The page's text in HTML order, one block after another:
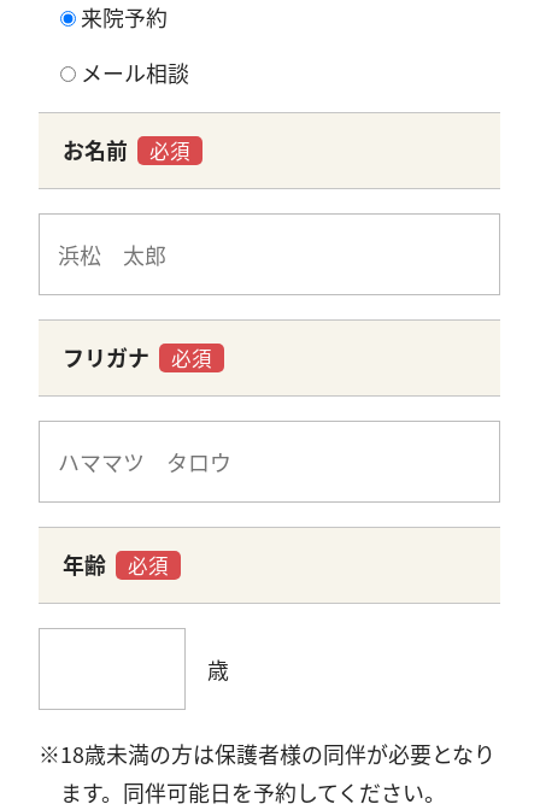
来院予約
メール相談
お名前 必須
フリガナ 必須
年齢 必須
歳
18歳未満の方は保護者様の同伴が必要となり
ます。同伴可能日を予約してください。